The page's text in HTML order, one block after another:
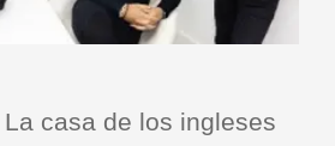
casa de los ingleses